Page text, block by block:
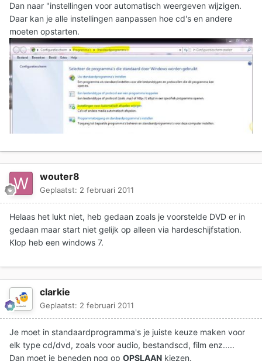
Dan naar "instellingen voor automatisch weergeven wijzigen.
Daar kan je alle instellingen aanpassen hoe cd's en andere
moeten opstarten.
wouter8
Geplaatst: 2 februari 2011
Helaas het lukt niet, heb gedaan zoals je voorstelde DVD er in
gedaan maar start niet gelijk op alleen via hardeschijfstation.
Klop heb een windows 7.
clarkie
Geplaatst: 2 februari 2011
Je moet in standaardprogramma's je juiste keuze maken voor
elk type cd/dvd, zoals voor audio, bestandscd, film enz.....
Dan moet je beneden nog op OPSLAAN kiezen.